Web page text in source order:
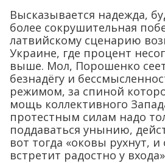
Высказывается надежда,
более сокрушительная
латвийскому сценарию
Украине, где процент
выше. Мол, Порошенко
безнадёгу и
режимом, за спиной
мощь коллективного
протестным силам надо
поддаваться унынию,
вот тогда «оковы рухнут, и
встретит радостно у